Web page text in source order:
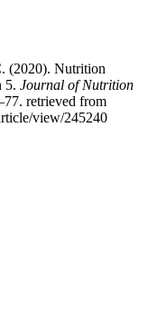
(2020). Nutrition
5. Journal of Nutrition
retrieved from
view/245240